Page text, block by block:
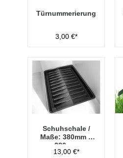
Türnummerierung
3,00 €*
Schuhschale /
Maße: 380mm x
280mm
13,00 €*